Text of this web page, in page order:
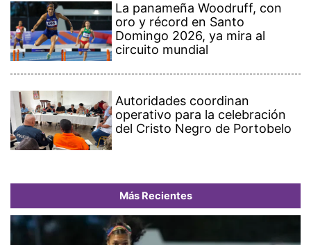
La panameña Woodruff, con
oro y récord en Santo
Domingo 2026, ya mira al
circuito mundial
Autoridades coordinan
operativo para la celebración
del Cristo Negro de Portobelo
Más Recientes